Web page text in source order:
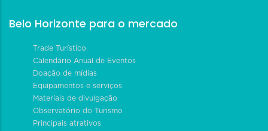
Belo Horizonte para o mercado
Trade Turístico
Calendário Anual de Eventos
Doação de mídias
Equipamentos e serviços
Materiais de divulgação
Observatório do Turismo
Principais atrativos